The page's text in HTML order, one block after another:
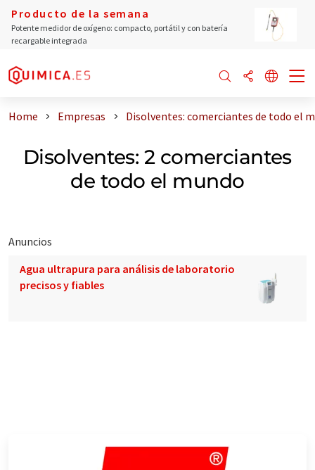
Producto de la semana
Potente medidor de oxígeno: compacto, portátil y con batería
recargable integrada
Home Empresas Disolventes: comerciantes de todo el
Disolventes: 2 comerciantes
de todo el mundo
Anuncios
Agua ultrapura para análisis de laboratorio
precisos y fiables